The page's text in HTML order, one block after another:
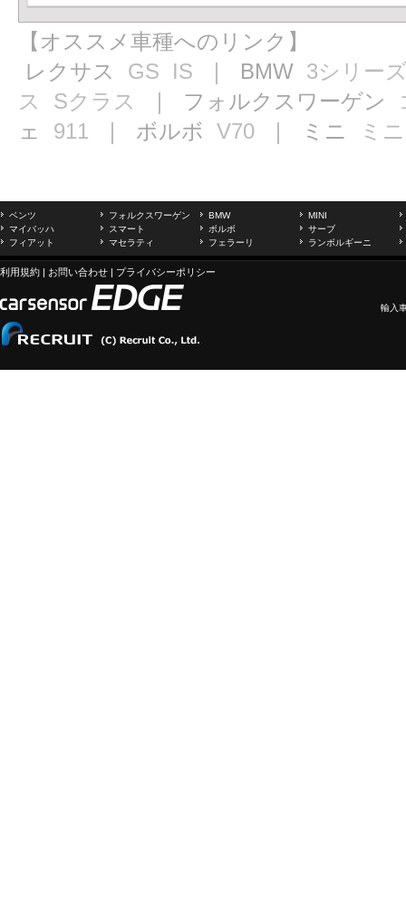
【オススメ車種へのリンク】
レクサス GS IS ｜ BMW 3シリー
ス
Sクラス ｜ フォルクスワーゲン
ェ 911 ｜ ボルボ V70 ｜ ミニ ミニ
ベンツ フォルクスワーゲン BMW
MINI
マイバッハ
スマート ボルボ
サーブ
フィアット
マセラティ フェラーリ ランボルギーニ
利用規約 | お問い合わせ | プライバシーポリシー
輸入